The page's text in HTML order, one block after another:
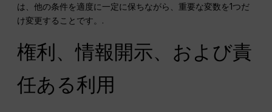
は、他の条件を適度に一定に保ちながら、重要な変数を1つだ
け変更することです。.
権利、情報開示、および責
任ある利用